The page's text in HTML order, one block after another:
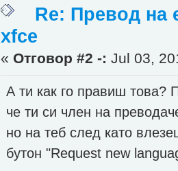
Re: Превод на
xfce
« Отговор #2 -: Jul 03,
А ти как го правиш
че ти си член на
но на теб след като
бутон "Request new